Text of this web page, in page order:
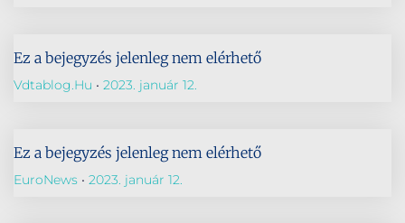
Ez a bejegyzés jelenleg nem elérhető
Vdtablog.hu 2023. január 12.
Ez a bejegyzés jelenleg nem elérhető
EuroNews 2023. január 12.